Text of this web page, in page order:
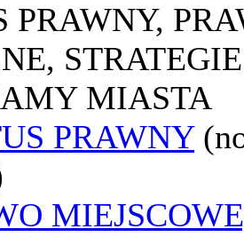
PRAWNY,
MIASTA
PRAWNY